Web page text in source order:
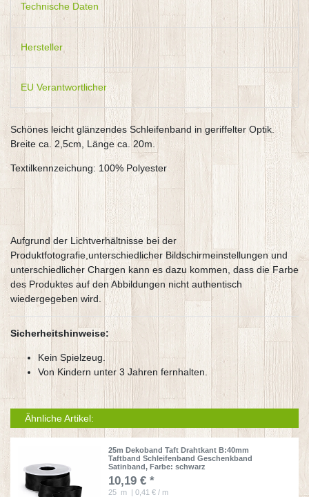
Technische Daten
Hersteller
EU Verantwortlicher
Schönes leicht glänzendes Schleifenband in geriffelter Optik.
Breite ca. 2,5cm, Länge ca. 20m.
Textilkennzeichung: 100% Polyester
Aufgrund der Lichtverhältnisse bei der
Produktfotografie,unterschiedlicher Bildschirmeinstellungen und
unterschiedlicher Chargen kann es dazu kommen, dass die Farbe
des Produktes auf den Abbildungen nicht authentisch
wiedergegeben wird.
Sicherheitshinweise:
Kein Spielzeug.
Von Kindern unter 3 Jahren fernhalten.
Ähnliche Artikel:
25m Dekoband Taft Drahtkant B:40mm
Taftband Schleifenband Geschenkband
Satinband, Farbe: schwarz
10,19 € *
25 m | 0,41 € / m